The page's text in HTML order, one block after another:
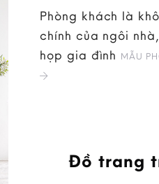
Phòng khách là
chính của ngôi
họp gia đình MẪU
Đồ trang